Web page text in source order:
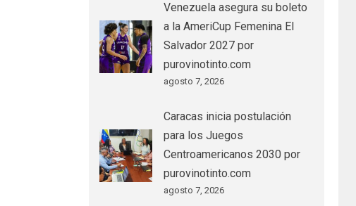
Venezuela asegura su boleto
a la AmeriCup Femenina El
Salvador 2027 por
purovinotinto.com
agosto 7, 2026
Caracas inicia postulación
para los Juegos
Centroamericanos 2030 por
purovinotinto.com
agosto 7, 2026